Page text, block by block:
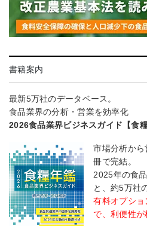
書籍案内
最新5万社のデータベース。
食品業界の分析・営業を効率化
2026食品業界ビジネスガイド【食糧
市場分析か
冊で完結。
2025年の食
と、約5万社
有料オプショ
で、利便性が